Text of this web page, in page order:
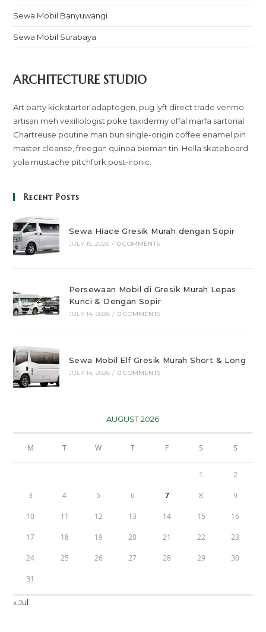
Sewa Mobil Banyuwangi
Sewa Mobil Surabaya
ARCHITECTURE STUDIO
Art party kickstarter adaptogen, pug lyft direct trade venmo
artisan meh vexillologist poke taxidermy offal marfa sartorial.
Chartreuse poutine man bun single-origin coffee enamel pin
master cleanse, freegan quinoa bieman tin. Hella skateboard
yola mustache pitchfork post-ironic.
Recent Posts
Sewa Hiace Gresik Murah dengan Sopir
JULY 15, 2026 / 0 COMMENTS
Persewaan Mobil di Gresik Murah Lepas
Kunci & Dengan Sopir
JULY 14, 2026 / 0 COMMENTS
Sewa Mobil Elf Gresik Murah Short & Long
JULY 14, 2026 / 0 COMMENTS
AUGUST 2026
M T W T F S S
1 2
3 4 5 6 7 8 9
10 11 12 13 14 15 16
17 18 19 20 21 22 23
24 25 26 27 28 29 30
31
« Jul